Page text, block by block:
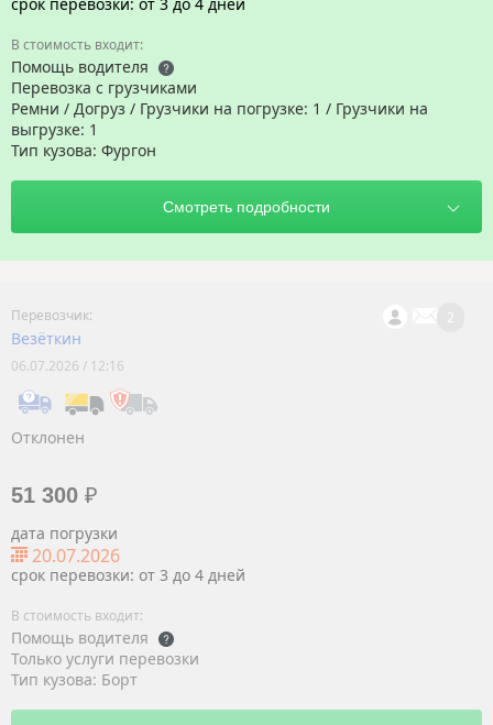
Помощь водителя
Перевозка с грузчиками
Ремни / Догруз / Грузчики на погрузке: 1 / Грузчики на
выгрузке: 1
Тип кузова: Фургон
Везёткин
06.07.2026 / 12:16
Отклонен
51 300 ₽
дата погрузки
20.07.2026
срок перевозки: от 3 до 4 дней
Помощь водителя
Только услуги перевозки
Тип кузова: Борт
2